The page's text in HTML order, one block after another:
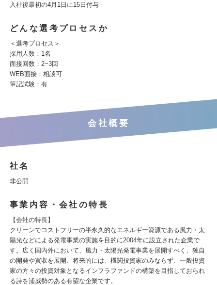
入社後最初の4月1日に15日付与
どんな選考プロセスか
＜選考プロセス＞
採用人数：1名
面接回数：2~3回
WEB面接：相談可
筆記試験：有
会社概要
社名
非公開
事業内容・会社の特長
【会社の特長】
クリーンでコストフリーの半永久的なエネルギー資源である風力・太
陽光などによる発電事業の実施を目的に2004年に設立された企業で
す。広く国内外において、風力・太陽光発電事業を展開すべく、独自
の開発や買収を展開、将来的には、機関投資家のみならず、一般投資
家の方々の投資対象となるインフラファンドの構築を目指しておられ
る詩を浦威勢のある有望な企業です。